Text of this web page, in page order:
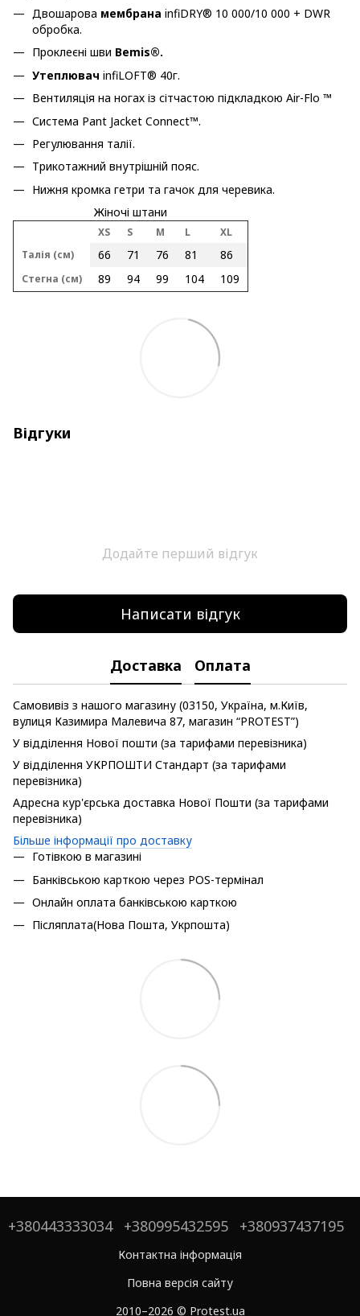
Двошарова мембрана infiDRY® 10 000/10 000 + DWR
обробка.
Проклеєні шви Bemis®.
Утеплювач infiLOFT® 40г.
Вентиляція на ногах із сітчастою підкладкою Air-Flo ™
Система Pant Jacket Connect™.
Регулювання талії.
Трикотажний внутрішній пояс.
Нижня кромка гетри та гачок для черевика.
Жіночі штани
XS S M L
XL
Талія (см)
66 71 76 81 86
Стегна (см) 89 94 99 104 109
Відгуки
Додайте перший відгук
Написати відгук
Доставка Оплата
Самовивіз з нашого магазину (03150, Україна, м.Київ,
вулиця Казимира Малевича 87, магазин “PROTEST”)
У відділення Нової пошти (за тарифами перевізника)
У відділення УКРПОШТИ Стандарт (за тарифами
перевізника)
Адресна кур'єрська доставка Нової Пошти (за тарифами
перевізника)
Більше інформації про доставку
Готівкою в магазині
Банківською карткою через POS-термінал
Онлайн оплата банківською карткою
Післяплата(Нова Пошта, Укрпошта)
+380443333034 +380995432595 +380937437195
Контактна інформація
Повна версія сайту
2010–2026 © Protest.ua